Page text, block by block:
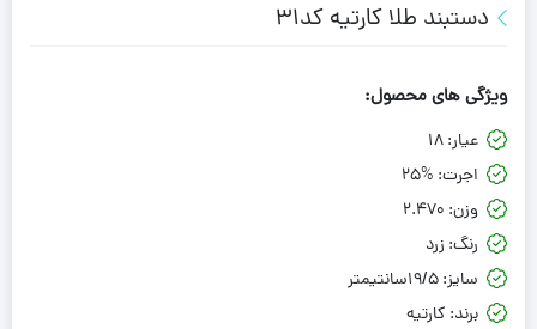
دستبند طلا کارتیه کد31
ویژگی های محصول:
عیار:18
اجرت: 25%
وزن: 2.470
رنگ: زرد
سایز:19/5سانتیمتر
برند: کارتیه